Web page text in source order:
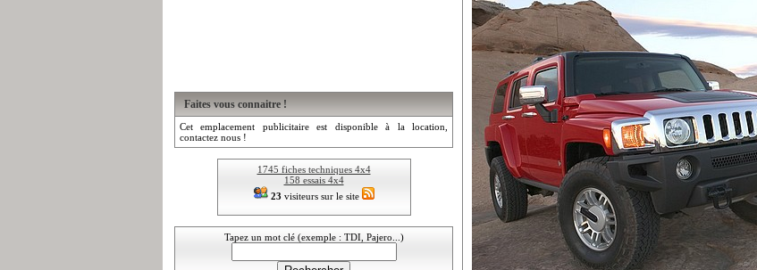
Faites vous connaitre !
Cet emplacement publicitaire est disponible à la location,
contactez nous !
1745 fiches techniques 4x4
158 essais 4x4
23 visiteurs sur le site
Tapez un mot clé (exemple : TDI, Pajero...)